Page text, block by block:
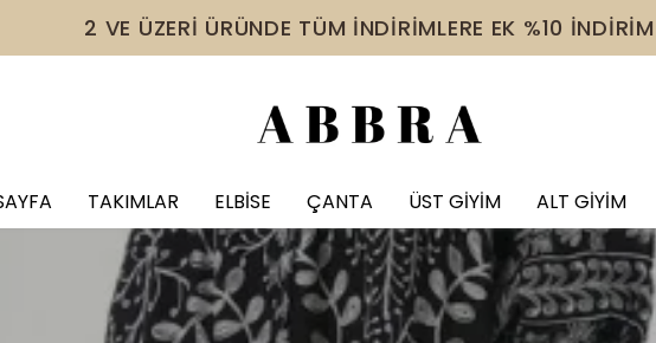
2 VE ÜZERİ ÜRÜNDE TÜM İNDİRİMLERE EK %10 İNDİRİM
TAKIMLAR ELBİSE ÇANTA ÜST GİYİM ALT GİYİM